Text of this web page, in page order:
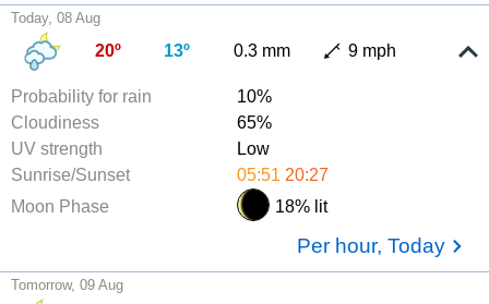
Today, 08 Aug
20º 13º 0.3 mm 9 mph
Probability for rain
10%
Cloudiness
65%
UV strength
Low
Sunrise/Sunset
05:51 20:27
Moon Phase
18% lit
Per hour, Today
Tomorrow, 09 Aug